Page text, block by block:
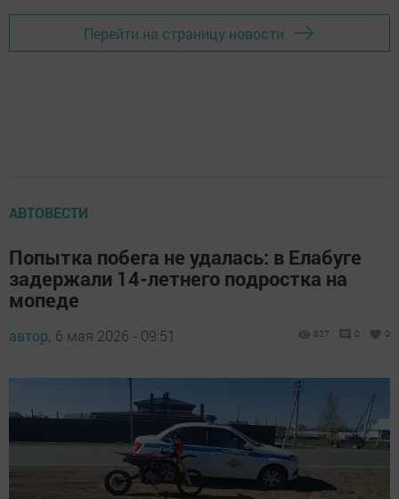
Перейти на страницу новости
АВТОВЕСТИ
Попытка побега не удалась: в Елабуге
задержали 14-летнего подростка на
мопеде
автор, 6 мая 2026 - 09:51 827 0 0